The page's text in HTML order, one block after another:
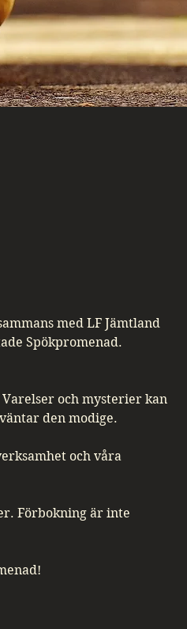
med LF Jämtland
Spökpromenad.
och mysterier kan
den modige.
och våra
Förbokning är inte